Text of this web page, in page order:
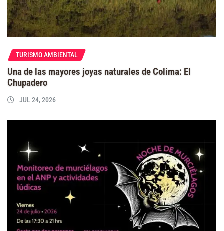
TURISMO AMBIENTAL
Una de las mayores joyas naturales de Colima: El
Chupadero
JUL 24, 2026